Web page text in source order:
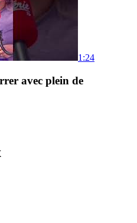
1:24
avec plein de